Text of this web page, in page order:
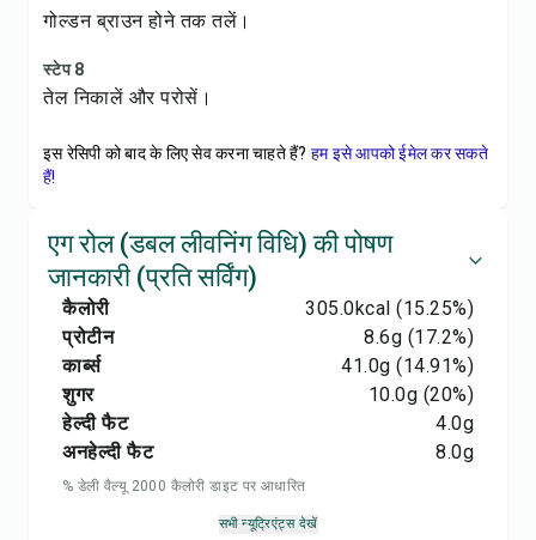
गोल्डन ब्राउन होने तक तलें।
स्टेप 8
तेल निकालें और परोसें।
इस रेसिपी को बाद के लिए सेव करना चाहते हैं? हम इसे आपको ईमेल कर सकते
हैं!
एग रोल (डबल लीवनिंग विधि) की पोषण
जानकारी (प्रति सर्विंग)
कैलोरी 305.0kcal (15.25%)
प्रोटीन
8.6g (17.2%)
कार्ब्स
41.0g (14.91%)
शुगर
10.0g (20%)
हेल्दी फैट
4.0g
अनहेल्दी फैट
8.0g
% डेली वैल्यू 2000 कैलोरी डाइट पर आधारित
सभी न्यूट्रिएंट्स देखें